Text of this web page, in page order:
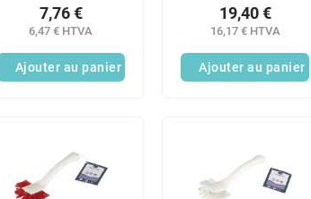
pièce
6,47 € HTVA
7,76 €
Ajouter au panier
pc.
16,17 € HTVA
19,40 €
Ajouter au panier